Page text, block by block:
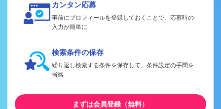
カンタン応募
事前にプロフィールを登録しておくことで、応募時の
入力が簡単に
検索条件の保存
繰り返し検索する条件を保存して、条件設定の手間を
省略
まずは会員登録（無料）